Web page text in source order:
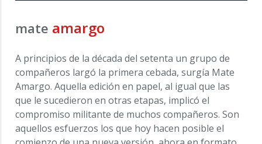
mate amargo
A principios de la década del setenta un grupo de
compañeros largó la primera cebada, surgía Mate
Amargo. Aquella edición en papel, al igual que las
que le sucedieron en otras etapas, implicó el
compromiso militante de muchos compañeros. Son
aquellos esfuerzos los que hoy hacen posible el